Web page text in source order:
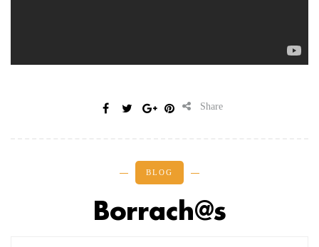
Share
BLOG
Borrach@s